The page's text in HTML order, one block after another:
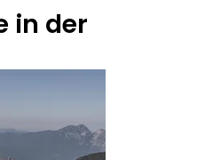
in der